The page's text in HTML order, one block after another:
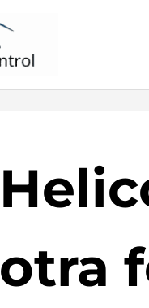
otra